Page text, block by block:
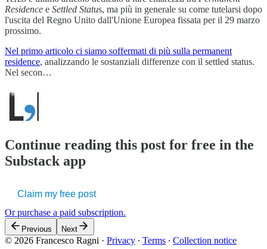
Residence e Settled Status, ma più in generale su come tutelarsi dopo
l'uscita del Regno Unito dall'Unione Europea fissata per il 29 marzo
prossimo.
Nel primo articolo ci siamo soffermati di più sulla permanent
residence, analizzando le sostanziali differenze con il settled status.
Nel secon…
Continue reading this post for free in the
Substack app
Claim my free post
Or purchase a paid subscription.
Previous Next
© 2026 Francesco Ragni · Privacy ∙ Terms ∙ Collection notice